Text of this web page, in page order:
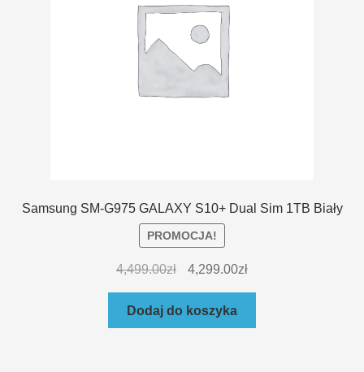
Samsung SM-G975 GALAXY S10+ Dual Sim 1TB Biały
PROMOCJA!
4,499.00zł 4,299.00zł
Dodaj do koszyka